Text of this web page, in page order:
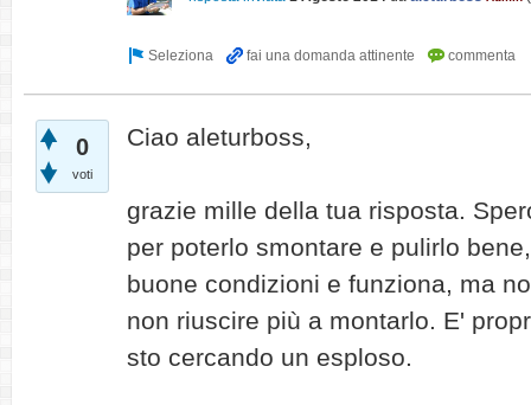
0
voti
Ciao aleturboss,
grazie mille della tua risposta.
per poterlo smontare e pulirlo
buone condizioni e funziona, ma
non riuscire più a montarlo. E'
sto cercando un esploso.